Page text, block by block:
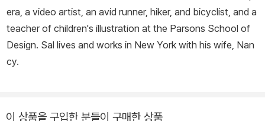
era, a video artist, an avid runner, hiker, and bicyclist, and a
teacher of children's illustration at the Parsons School of
Design. Sal lives and works in New York with his wife, Nan
cy.
이 상품을 구입한 분들이 구매한 상품